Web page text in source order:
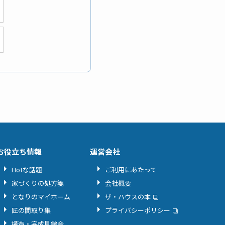
役立ち情報
Hotな話題
家づくりの処方箋
となりのマイホーム
匠の間取り集
運営会社
ご利用にあたって
会社概要
ザ・ハウスの本
プライバシーポリシー